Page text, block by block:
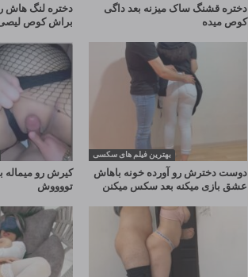
دختره لنگ هاش
براش کوص لیصی
دختره قشنگ ساک میزنه بعد داگی
کوص میده
کیرش رو
تووووش
بهترین فیلم های سکسی
دوست دخترش رو آورده خونه باهاش
عشق بازی میکنه بعد سکس میکنن